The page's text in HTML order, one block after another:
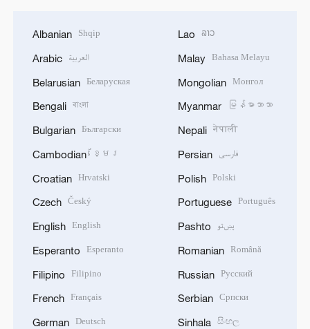
Albanian Shqip
Arabic العربية
Belarusian Беларуская
Bengali বাংলা
Bulgarian Български
Cambodian ខ្មែរ
Croatian Hrvatski
Czech Český
English English
Esperanto Esperanto
Filipino Filipino
French Français
German Deutsch
Lao ລາວ
Malay Bahasa Melayu
Mongolian Монгол
Myanmar မြန်မာဘာသာ
Nepali नेपाली
Persian فارسی
Polish Polski
Portuguese Português
Pashto پښتو
Romanian Română
Russian Русский
Serbian Српски
Sinhala සිංහල